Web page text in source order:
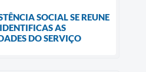
SOCIAL SE REUNE
AS
DO SERVIÇO